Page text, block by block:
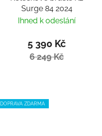
Surge 84 2024
Ihned k odeslání
5 390 Kč
6 249 Kč
DOPRAVA ZDARMA